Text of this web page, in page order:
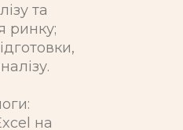
та
ринку;
на